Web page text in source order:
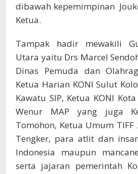
dibawah kepemimpinan
Ketua.
Tampak hadir mewakili
Utara yaitu Drs Marcel
Dinas Pemuda dan
Ketua Harian KONI Sulut
Kawatu SIP, Ketua KONI
Wenur MAP yang juga
Tomohon, Ketua Umum
Tengker, para atlit dan
Indonesia maupun
serta jajaran pemerintah